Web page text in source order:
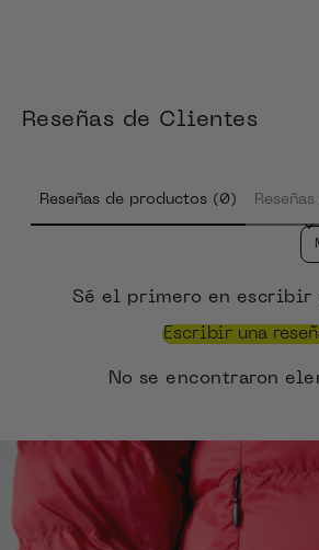
Reseñas de Clientes
Reseñas de productos (0)
Sé el primero en escribir
Escribir una
No se encontraron